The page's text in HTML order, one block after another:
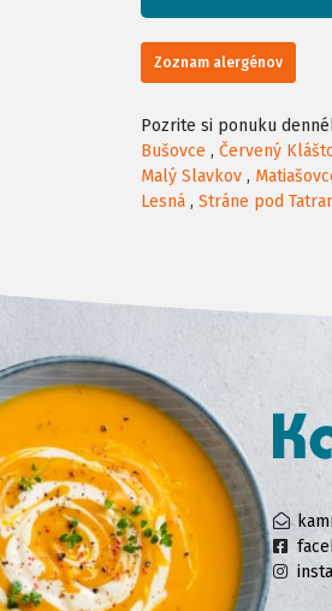
−
Zoznam alergénov
Pozrite si ponuku
Bušovce , Červený
Malý Slavkov ,
Lesná , Stráne pod